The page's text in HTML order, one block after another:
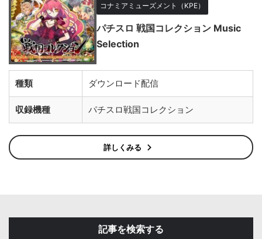
コナミアミューズメント（KPE）
パチスロ 戦国コレクション Music
Selection
種類 ダウンロード配信
収録機種 パチスロ戦国コレクション
詳しくみる
記事を検索する